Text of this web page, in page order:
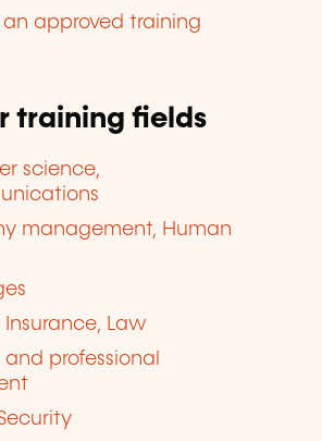
an approved training
training fields
science,
management, Human
Insurance, Law
and professional